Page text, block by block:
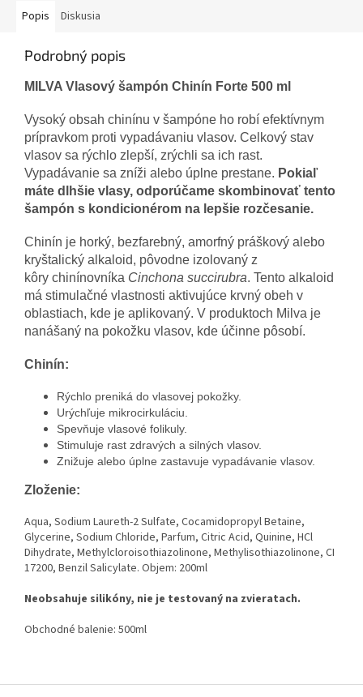
Popis Diskusia
Podrobný popis
MILVA Vlasový šampón Chinín Forte 500 ml
Vysoký obsah chinínu v šampóne ho robí efektívnym
prípravkom proti vypadávaniu vlasov. Celkový stav
vlasov sa rýchlo zlepší, zrýchli sa ich rast.
Vypadávanie sa zníži alebo úplne prestane. Pokiaľ
máte dlhšie vlasy, odporúčame skombinovať tento
šampón s kondicionérom na lepšie rozčesanie.
Chinín je horký, bezfarebný, amorfný práškový alebo
kryštalický alkaloid, pôvodne izolovaný z
kôry chinínovníka Cinchona succirubra. Tento alkaloid
má stimulačné vlastnosti aktivujúce krvný obeh v
oblastiach, kde je aplikovaný. V produktoch Milva je
nanášaný na pokožku vlasov, kde účinne pôsobí.
Chinín:
Rýchlo preniká do vlasovej pokožky.
Urýchľuje mikrocirkuláciu.
Spevňuje vlasové folikuly.
Stimuluje rast zdravých a silných vlasov.
Znižuje alebo úplne zastavuje vypadávanie vlasov.
Zloženie:
Aqua, Sodium Laureth-2 Sulfate, Cocamidopropyl Betaine,
Glycerine, Sodium Chloride, Parfum, Citric Acid, Quinine, HCl
Dihydrate, Methylcloroisothiazolinone, Methylisothiazolinone, CI
17200, Benzil Salicylate. Objem: 200ml
Neobsahuje silikóny, nie je testovaný na zvieratach.
Obchodné balenie: 500ml